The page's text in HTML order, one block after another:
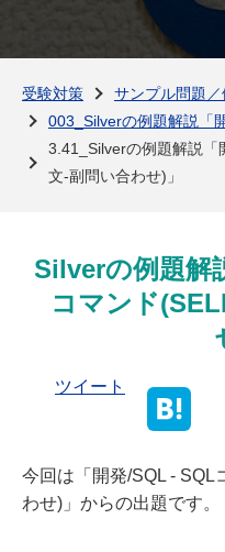
受験対策
サンプル問題／
003_Silverの例題解説「
3.41_Silverの例題解説「
文-副問い合わせ)」
Silverの例題解
コマンド
ツイート
今回は「開発/SQL - SQL
わせ)」からの出題です。